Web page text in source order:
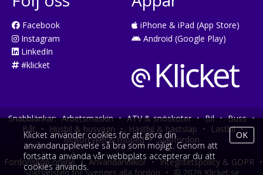
Facebook
Instagram
LinkedIn
#klicket
iPhone & iPad (App Store)
Android (Google Play)
Snabblänkar: Arbetsmaskin • ATV & snöskoter • Bil • Buss •
Båt • Husbil & husvagn • Hästbil & hästsläp • Lastbil •
Motorcykel & moped • Släpfordon
Fordonsköp online • Användarvillkor • Integritetspolicy & GDPR •
Söktjänsten för Sveriges alla fordon • © 2026 Klicket.se
Klicket använder cookies för att göra din
användarupplevelse så bra som möjligt. Genom att
fortsätta använda vår webbplats accepterar du att
cookies används.
OK